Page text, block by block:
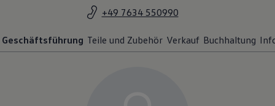
+49 7634 550990
Geschäftsführung Teile und Zubehör Verkauf Buchhaltung